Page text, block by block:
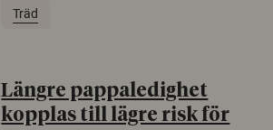
Träd
Längre pappaledighet
kopplas till lägre risk för